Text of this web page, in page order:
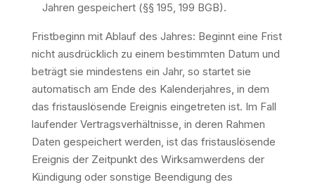
Jahren gespeichert (§§ 195, 199 BGB).
Fristbeginn mit Ablauf des Jahres: Beginnt eine Frist
nicht ausdrücklich zu einem bestimmten Datum und
beträgt sie mindestens ein Jahr, so startet sie
automatisch am Ende des Kalenderjahres, in dem
das fristauslösende Ereignis eingetreten ist. Im Fall
laufender Vertragsverhältnisse, in deren Rahmen
Daten gespeichert werden, ist das fristauslösende
Ereignis der Zeitpunkt des Wirksamwerdens der
Kündigung oder sonstige Beendigung des